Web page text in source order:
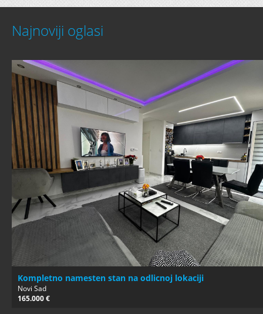
Najnoviji oglasi
Kompletno namesten stan na odlicnoj lokaciji
Novi Sad
165.000 €